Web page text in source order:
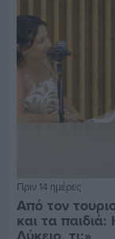
Πριν 14 ημέρες
Από τον
και τα